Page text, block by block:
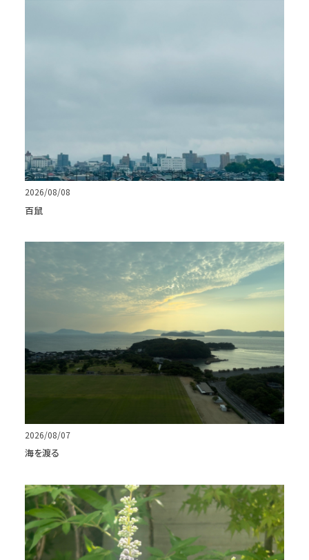
2026/08/08
百鼠
2026/08/07
海を渡る